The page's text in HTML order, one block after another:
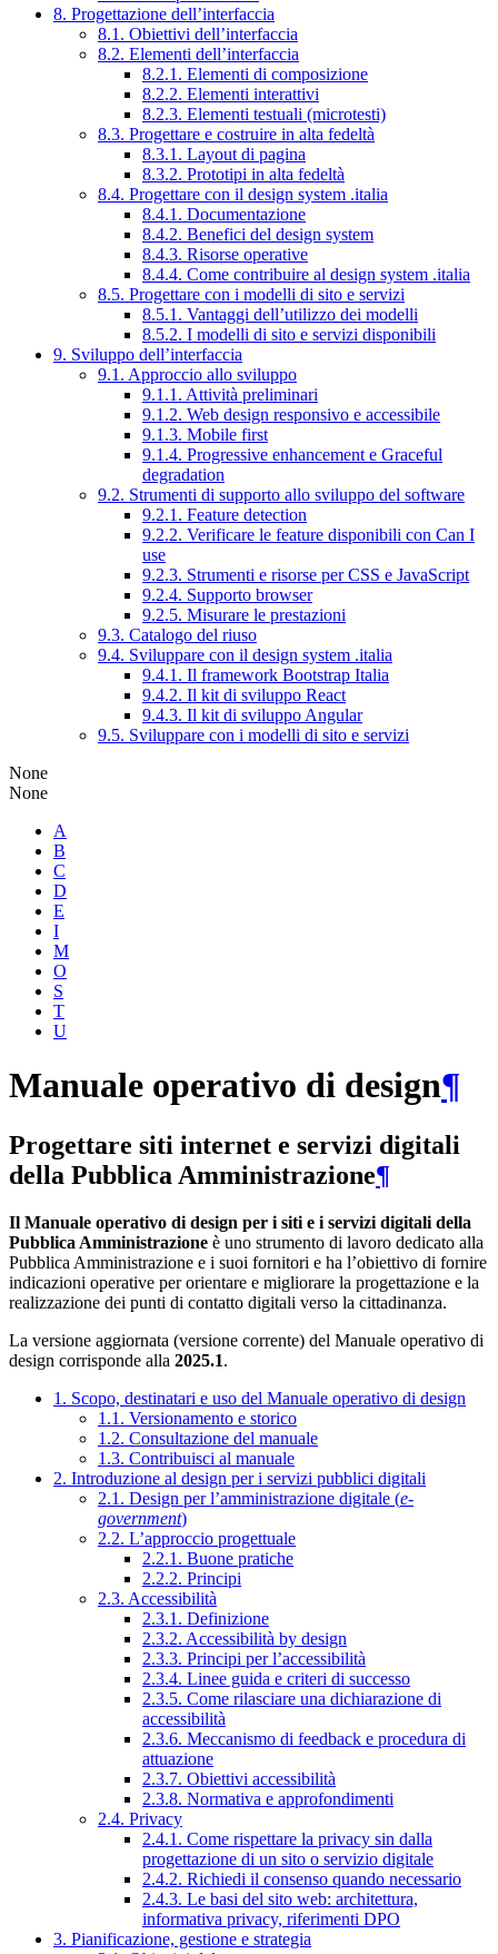
8. Progettazione dell’interfaccia
8.1. Obiettivi dell’interfaccia
8.2. Elementi dell’interfaccia
8.2.1. Elementi di composizione
8.2.2. Elementi interattivi
8.2.3. Elementi testuali (microtesti)
8.3. Progettare e costruire in alta fedeltà
8.3.1. Layout di pagina
8.3.2. Prototipi in alta fedeltà
8.4. Progettare con il design system .italia
8.4.1. Documentazione
8.4.2. Benefici del design system
8.4.3. Risorse operative
8.4.4. Come contribuire al design system .italia
8.5. Progettare con i modelli di sito e servizi
8.5.1. Vantaggi dell’utilizzo dei modelli
8.5.2. I modelli di sito e servizi disponibili
9. Sviluppo dell’interfaccia
9.1. Approccio allo sviluppo
9.1.1. Attività preliminari
9.1.2. Web design responsivo e accessibile
9.1.3. Mobile first
9.1.4. Progressive enhancement e Graceful
degradation
9.2. Strumenti di supporto allo sviluppo del software
9.2.1. Feature detection
9.2.2. Verificare le feature disponibili con Can I
use
9.2.3. Strumenti e risorse per CSS e JavaScript
9.2.4. Supporto browser
9.2.5. Misurare le prestazioni
9.3. Catalogo del riuso
9.4. Sviluppare con il design system .italia
9.4.1. Il framework Bootstrap Italia
9.4.2. Il kit di sviluppo React
9.4.3. Il kit di sviluppo Angular
9.5. Sviluppare con i modelli di sito e servizi
None
None
A
B
C
D
E
I
M
O
S
T
U
Manuale operativo di design¶
Progettare siti internet e servizi digitali
della Pubblica Amministrazione¶
Il Manuale operativo di design per i siti e i servizi digitali della
Pubblica Amministrazione è uno strumento di lavoro dedicato alla
Pubblica Amministrazione e i suoi fornitori e ha l’obiettivo di fornire
indicazioni operative per orientare e migliorare la progettazione e la
realizzazione dei punti di contatto digitali verso la cittadinanza.
La versione aggiornata (versione corrente) del Manuale operativo di
design corrisponde alla 2025.1.
1. Scopo, destinatari e uso del Manuale operativo di design
1.1. Versionamento e storico
1.2. Consultazione del manuale
1.3. Contribuisci al manuale
2. Introduzione al design per i servizi pubblici digitali
2.1. Design per l’amministrazione digitale (e-
government)
2.2. L’approccio progettuale
2.2.1. Buone pratiche
2.2.2. Principi
2.3. Accessibilità
2.3.1. Definizione
2.3.2. Accessibilità by design
2.3.3. Principi per l’accessibilità
2.3.4. Linee guida e criteri di successo
2.3.5. Come rilasciare una dichiarazione di
accessibilità
2.3.6. Meccanismo di feedback e procedura di
attuazione
2.3.7. Obiettivi accessibilità
2.3.8. Normativa e approfondimenti
2.4. Privacy
2.4.1. Come rispettare la privacy sin dalla
progettazione di un sito o servizio digitale
2.4.2. Richiedi il consenso quando necessario
2.4.3. Le basi del sito web: architettura,
informativa privacy, riferimenti DPO
3. Pianificazione, gestione e strategia